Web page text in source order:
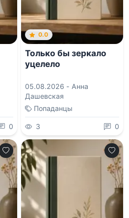
0
0.0
Только бы зеркало
уцелело
05.08.2026 - Анна
Дашевская
Попаданцы
3 0